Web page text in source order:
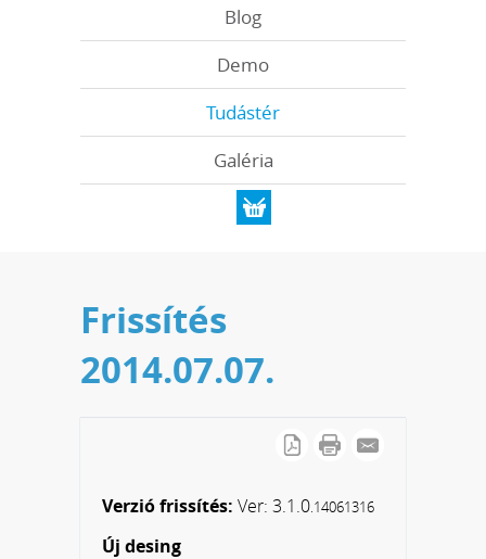
Blog
Demo
Tudástér
Galéria
Frissítés
2014.07.07.
Verzió frissítés: Ver: 3.1.0.14061316
Új desing